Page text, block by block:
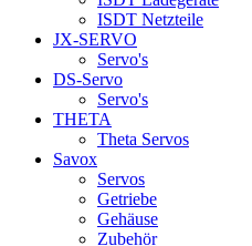
ISDT Netzteile
JX-SERVO
Servo's
DS-Servo
Servo's
THETA
Theta Servos
Savox
Servos
Getriebe
Gehäuse
Zubehör